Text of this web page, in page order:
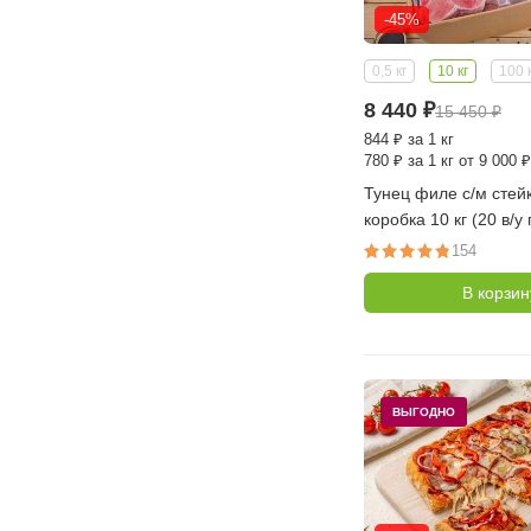
-45%
0,5 кг 10 кг 100
8 440 ₽15 450₽
844 ₽ за 1 кг
780 ₽ за 1 кг от 9 000 ₽
Тунец филе с/м
коробка 10 кг (20 в/у
для стейков,154
В
ВЫГОДНО